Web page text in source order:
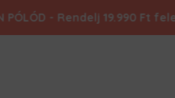
PÓLÓD - Rendelj 19.990 Ft